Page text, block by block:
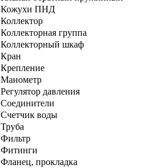
Кожухи ПНД
Коллектор
Коллекторная группа
Коллекторный шкаф
Кран
Крепление
Манометр
Регулятор давления
Соединители
Счетчик воды
Труба
Фильтр
Фитинги
Фланец, прокладка